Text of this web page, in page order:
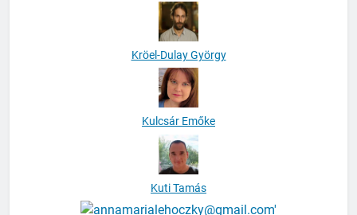
Kröel-Dulay György
Kulcsár Emőke
Kuti Tamás